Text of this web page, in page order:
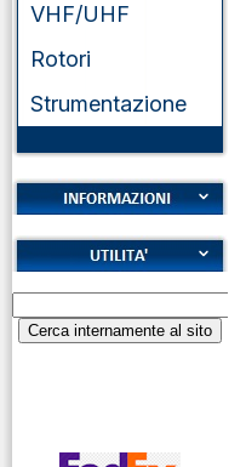
VHF/UHF
Rotori
Strumentazione
Cookies
Diritto di recesso
Garanzie
Alfabeto Fonetico
ICAO
Codice Q